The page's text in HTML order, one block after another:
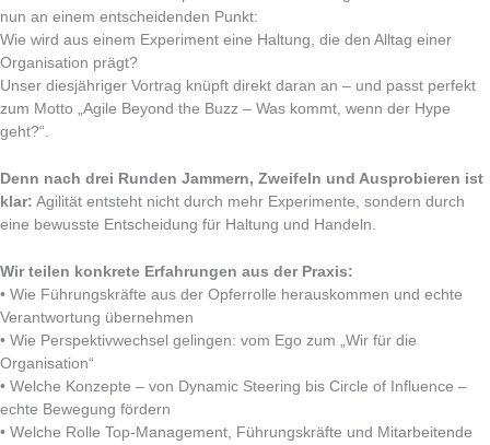
nun an einem entscheidenden Punkt:
Wie wird aus einem Experiment eine Haltung, die den Alltag einer
Organisation prägt?
Unser diesjähriger Vortrag knüpft direkt daran an – und passt perfekt
zum Motto „Agile Beyond the Buzz – Was kommt, wenn der Hype
geht?“.
Denn nach drei Runden Jammern, Zweifeln und Ausprobieren ist
klar: Agilität entsteht nicht durch mehr Experimente, sondern durch
eine bewusste Entscheidung für Haltung und Handeln.
Wir teilen konkrete Erfahrungen aus der Praxis:
• Wie Führungskräfte aus der Opferrolle herauskommen und echte
Verantwortung übernehmen
• Wie Perspektivwechsel gelingen: vom Ego zum „Wir für die
Organisation“
• Welche Konzepte – von Dynamic Steering bis Circle of Influence –
echte Bewegung fördern
• Welche Rolle Top-Management, Führungskräfte und Mitarbeitende